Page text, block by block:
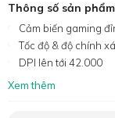
Thông số sản phẩm
Cảm biến gaming
Tốc độ & độ chính
DPI lên tới 42.000
Xem thêm